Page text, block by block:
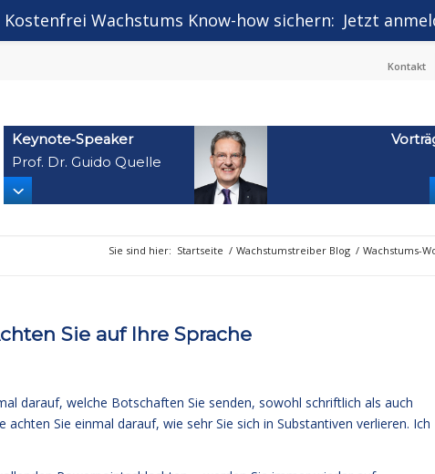
Kontakt
Keynote‑Speaker
Prof. Dr. Guido Quelle
Sie sind hier: Startseite / Wachstumstreiber Blog / Wachstums-
Sie auf Ihre Sprache
darauf, welche Botschaften Sie senden, sowohl schriftlich als auch
Sie einmal darauf, wie sehr Sie sich in Substantiven verlieren. Ich
Kostenfrei Wachstums Know-how sichern: Jetzt